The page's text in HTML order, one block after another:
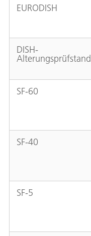
EURODISH
DISH-
Alterungsprüfstand
SF-60
SF-40
SF-5